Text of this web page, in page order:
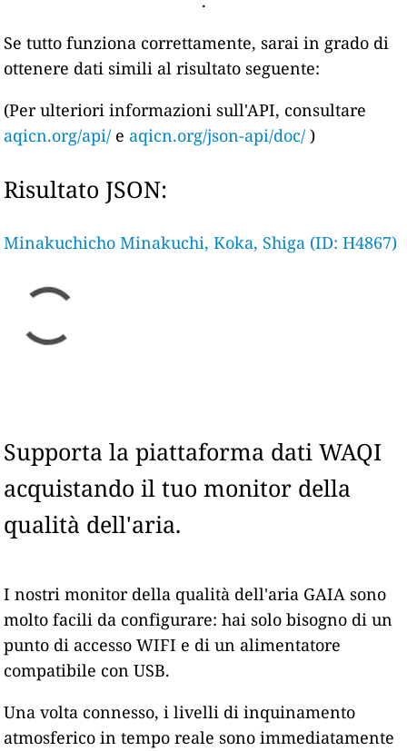
Se tutto funziona correttamente, sarai in grado di
ottenere dati simili al risultato seguente:
(Per ulteriori informazioni sull'API, consultare
aqicn.org/api/ e aqicn.org/json-api/doc/ )
Risultato JSON:
Minakuchicho Minakuchi, Koka, Shiga (ID: H4867)
Supporta la piattaforma dati WAQI
acquistando il tuo monitor della
qualità dell'aria.
I nostri monitor della qualità dell'aria GAIA sono
molto facili da configurare: hai solo bisogno di un
punto di accesso WIFI e di un alimentatore
compatibile con USB.
Una volta connesso, i livelli di inquinamento
atmosferico in tempo reale sono immediatamente